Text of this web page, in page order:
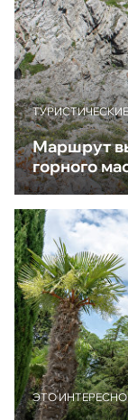
Маршрут
горного
ЭТО ИНТЕРЕСНО